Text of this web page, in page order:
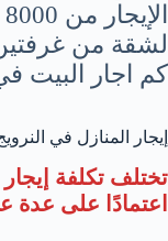
لشقة من
كم اجار البيت
إيجار المنازل في
تختلف تكلفة
اعتمادًا على عدة